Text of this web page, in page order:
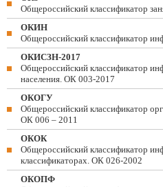
Общероссийский классификатор
ОКИН
Общероссийский классификатор
ОКИСЗН-2017
Общероссийский классификатор
населения. ОК 003-2017
ОКОГУ
Общероссийский классификатор
ОК 006 – 2011
ОКОК
Общероссийский классификатор
классификаторах. ОК 026-2002
ОКОПФ